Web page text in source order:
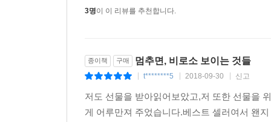
3명이 이 리뷰를 추천합니다.
종이책 구매 멈추면, 비로소 보이는 것들
t********5 2018-09-30 신고
저도 선물을 받아읽어보았고,저 또한 선물을
게 어루만져 주었습니다.베스트 셀러여서 왠